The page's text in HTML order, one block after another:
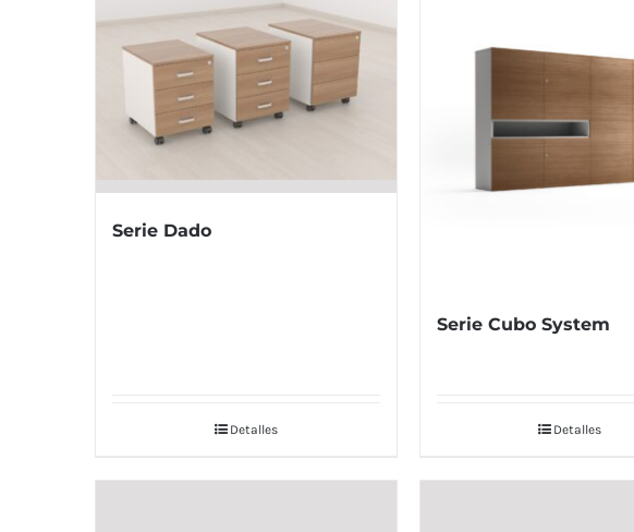
Serie Dado
Detalles
Serie Cubo System
Detalles